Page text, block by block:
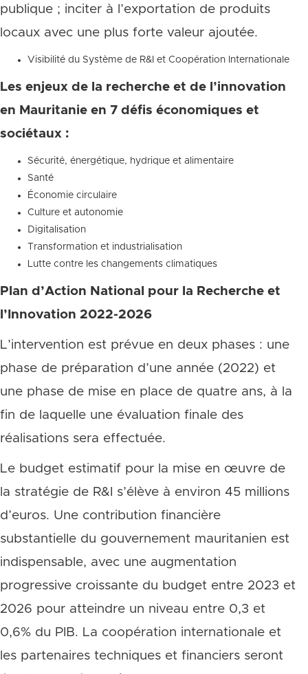
publique ; inciter à l’exportation de produits
locaux avec une plus forte valeur ajoutée.
Visibilité du Système de R&I et Coopération Internationale
Les enjeux de la recherche et de l’innovation
en Mauritanie en 7 défis économiques et
sociétaux :
Sécurité, énergétique, hydrique et alimentaire
Santé
Économie circulaire
Culture et autonomie
Digitalisation
Transformation et industrialisation
Lutte contre les changements climatiques
Plan d’Action National pour la Recherche et
l’Innovation 2022-2026
L’intervention est prévue en deux phases : une
phase de préparation d’une année (2022) et
une phase de mise en place de quatre ans, à la
fin de laquelle une évaluation finale des
réalisations sera effectuée.
Le budget estimatif pour la mise en œuvre de
la stratégie de R&I s’élève à environ 45 millions
d’euros. Une contribution financière
substantielle du gouvernement mauritanien est
indispensable, avec une augmentation
progressive croissante du budget entre 2023 et
2026 pour atteindre un niveau entre 0,3 et
0,6% du PIB. La coopération internationale et
les partenaires techniques et financiers seront